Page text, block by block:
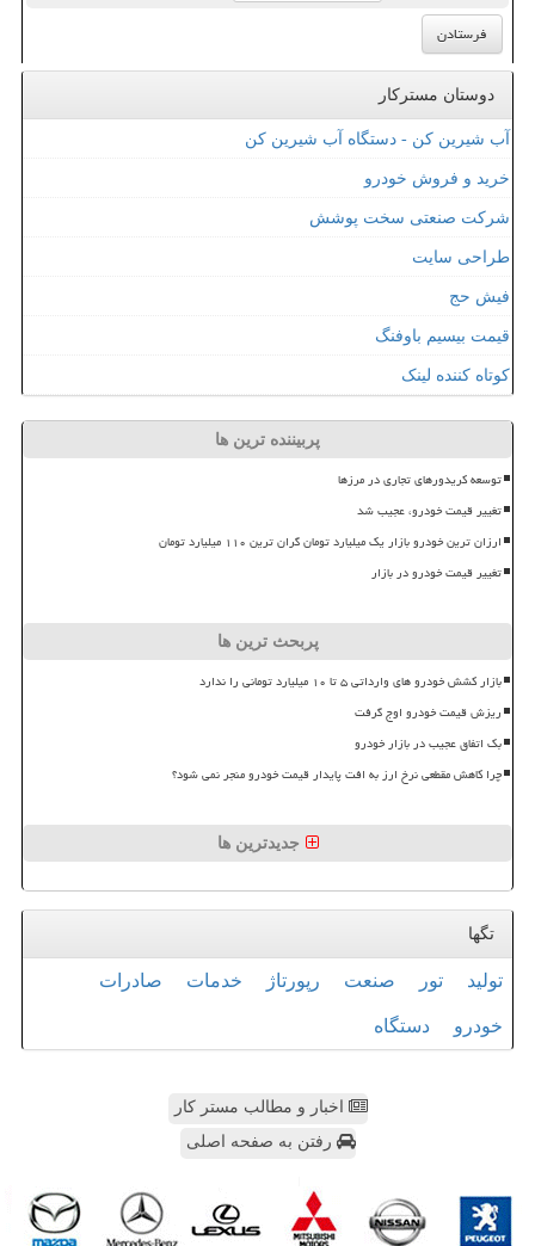
دوستان مسترکار
آب شیرین کن - دستگاه آب شیرین کن
خرید و فروش خودرو
شرکت صنعتی سخت پوشش
طراحی سایت
فیش حج
قیمت بیسیم باوفنگ
کوتاه کننده لینک
پربیننده ترین ها
توسعه کریدورهای تجاری در مرزها
تغییر قیمت خودرو، عجیب شد
ارزان ترین خودرو بازار یک میلیارد تومان گران ترین ۱۱۰ میلیارد تومان
تغییر قیمت خودرو در بازار
پربحث ترین ها
بازار کشش خودرو های وارداتی ۵ تا ۱۰ میلیارد تومانی را ندارد
ریزش قیمت خودرو اوج گرفت
بک اتفاق عجیب در بازار خودرو
چرا کاهش مقطعی نرخ ارز به افت پایدار قیمت خودرو منجر نمی شود؟
جدیدترین ها
تگها
تولید تور صنعت رپورتاژ خدمات صادرات
خودرو دستگاه
اخبار و مطالب مستر کار
رفتن به صفحه اصلی